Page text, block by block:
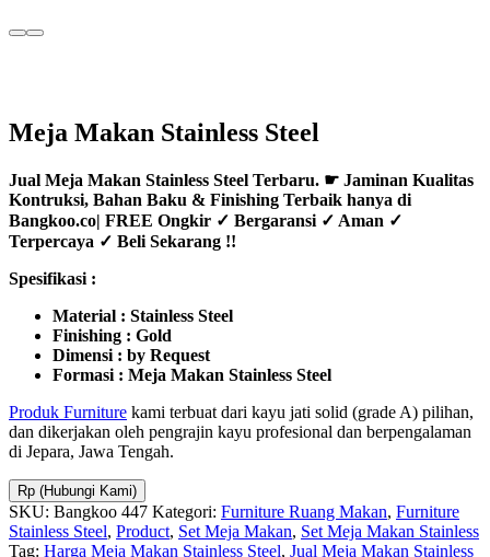
MoreMain
Meja Makan Stainless Steel
Jual Meja Makan Stainless Steel Terbaru. ☛ Jaminan Kualitas
Kontruksi, Bahan Baku & Finishing Terbaik hanya di
Bangkoo.co| FREE Ongkir ✓ Bergaransi ✓ Aman ✓
Terpercaya ✓ Beli Sekarang !!
Spesifikasi :
Material : Stainless Steel
Finishing : Gold
Dimensi : by Request
Formasi : Meja Makan Stainless Steel
Produk Furniture kami terbuat dari kayu jati solid (grade A) pilihan,
dan dikerjakan oleh pengrajin kayu profesional dan berpengalaman
di Jepara, Jawa Tengah.
Rp (Hubungi Kami)
SKU: Bangkoo 447 Kategori: Furniture Ruang Makan, Furniture
Stainless Steel, Product, Set Meja Makan, Set Meja Makan Stainless
Tag: Harga Meja Makan Stainless Steel, Jual Meja Makan Stainless